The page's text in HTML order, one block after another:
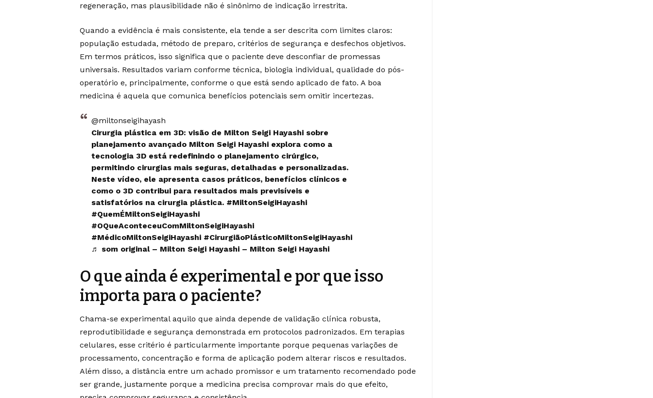
regeneração, mas plausibilidade não é sinônimo de indicação irrestrita.
Quando a evidência é mais consistente, ela tende a ser descrita com limites claros:
população estudada, método de preparo, critérios de segurança e desfechos objetivos.
Em termos práticos, isso significa que o paciente deve desconfiar de promessas
universais. Resultados variam conforme técnica, biologia individual, qualidade do pós-
operatório e, principalmente, conforme o que está sendo aplicado de fato. A boa
medicina é aquela que comunica benefícios potenciais sem omitir incertezas.
@miltonseigihayash
Cirurgia plástica em 3D: visão de Milton Seigi Hayashi sobre
planejamento avançado Milton Seigi Hayashi explora como a
tecnologia 3D está redefinindo o planejamento cirúrgico,
permitindo cirurgias mais seguras, detalhadas e personalizadas.
Neste vídeo, ele apresenta casos práticos, benefícios clínicos e
como o 3D contribui para resultados mais previsíveis e
satisfatórios na cirurgia plástica. #MiltonSeigiHayashi
#QuemÉMiltonSeigiHayashi
#OQueAconteceuComMiltonSeigiHayashi
#MédicoMiltonSeigiHayashi #CirurgiãoPlásticoMiltonSeigiHayashi
♬ som original – Milton Seigi Hayashi – Milton Seigi Hayashi
O que ainda é experimental e por que isso
importa para o paciente?
Chama-se experimental aquilo que ainda depende de validação clínica robusta,
reprodutibilidade e segurança demonstrada em protocolos padronizados. Em terapias
celulares, esse critério é particularmente importante porque pequenas variações de
processamento, concentração e forma de aplicação podem alterar riscos e resultados.
Além disso, a distância entre um achado promissor e um tratamento recomendado pode
ser grande, justamente porque a medicina precisa comprovar mais do que efeito,